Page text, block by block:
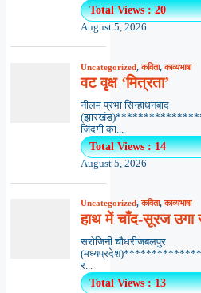
Total Views : 20
August 5, 2026
Uncategorized,कविता,काव्यभाषा
वट वृक्ष ‘मित्रता’
नीलम प्रभा सिन्हाधनबाद
ज़िंदगी का...
Total Views : 14
August 5, 2026
Uncategorized,कविता,काव्यभाषा
हाथ में चाँद-सूरज उगा
सरोजिनी चौधरीजबलपुर
र...
Total Views : 13